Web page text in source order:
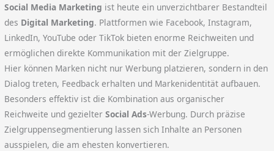
Social Media Marketing ist heute ein unverzichtbarer Bestandteil
des Digital Marketing. Plattformen wie Facebook, Instagram,
LinkedIn, YouTube oder TikTok bieten enorme Reichweiten und
ermöglichen direkte Kommunikation mit der Zielgruppe.
Hier können Marken nicht nur Werbung platzieren, sondern in den
Dialog treten, Feedback erhalten und Markenidentität aufbauen.
Besonders effektiv ist die Kombination aus organischer
Reichweite und gezielterSocial Ads-Werbung. Durch präzise
Zielgruppensegmentierung lassen sich Inhalte an Personen
ausspielen, die am ehesten konvertieren.